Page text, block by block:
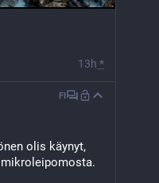
13h *
FI
olis käynyt,